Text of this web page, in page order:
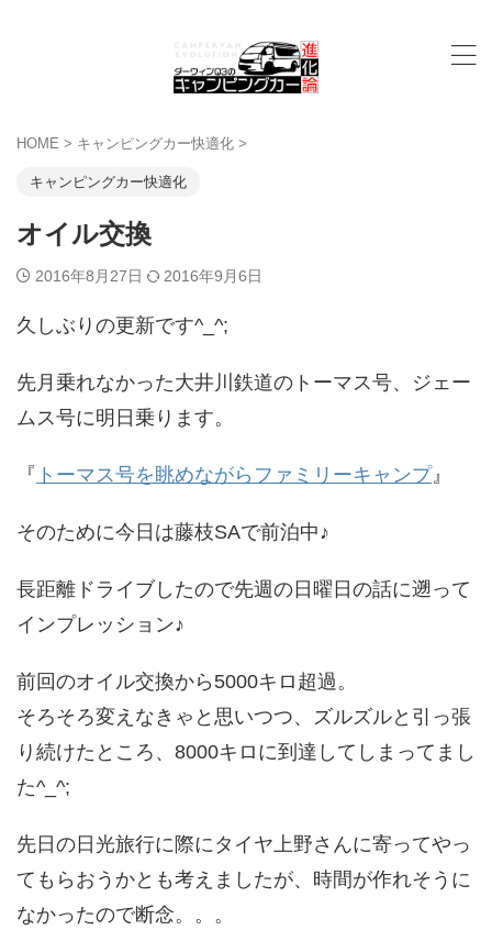
HOME > キャンピングカー快適化 >
キャンピングカー快適化
オイル交換
2016年8月27日 2016年9月6日
久しぶりの更新です^_^;
先月乗れなかった大井川鉄道のトーマス号、ジェー
ムス号に明日乗ります。
『 トーマス号を眺めながらファミリーキャンプ』
そのために今日は藤枝SAで前泊中♪
長距離ドライブしたので先週の日曜日の話に遡って
インプレッション♪
前回のオイル交換から5000キロ超過。
そろそろ変えなきゃと思いつつ、ズルズルと引っ張
り続けたところ、8000キロに到達してしまってまし
た^_^;
先日の日光旅行に際にタイヤ上野さんに寄ってやっ
てもらおうかとも考えましたが、時間が作れそうに
なかったので断念。。。